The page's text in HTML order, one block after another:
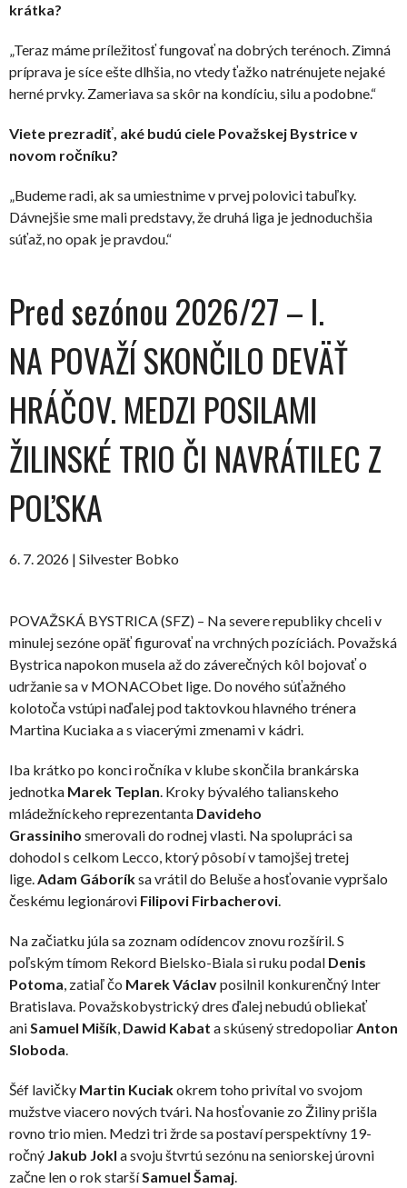
krátka?
„Teraz máme príležitosť fungovať na dobrých terénoch. Zimná
príprava je síce ešte dlhšia, no vtedy ťažko natrénujete nejaké
herné prvky. Zameriava sa skôr na kondíciu, silu a podobne.“
Viete prezradiť, aké budú ciele Považskej Bystrice v
novom ročníku?
„Budeme radi, ak sa umiestnime v prvej polovici tabuľky.
Dávnejšie sme mali predstavy, že druhá liga je jednoduchšia
súťaž, no opak je pravdou.“
Pred sezónou 2026/27 – I.
NA POVAŽÍ SKONČILO DEVÄŤ
HRÁČOV. MEDZI POSILAMI
ŽILINSKÉ TRIO ČI NAVRÁTILEC Z
POĽSKA
6. 7. 2026 | Silvester Bobko
POVAŽSKÁ BYSTRICA (SFZ) – Na severe republiky chceli v
minulej sezóne opäť figurovať na vrchných pozíciách. Považská
Bystrica napokon musela až do záverečných kôl bojovať o
udržanie sa v MONACObet lige. Do nového súťažného
kolotoča vstúpi naďalej pod taktovkou hlavného trénera
Martina Kuciaka a s viacerými zmenami v kádri.
Iba krátko po konci ročníka v klube skončila brankárska
jednotka Marek Teplan. Kroky bývalého talianskeho
mládežníckeho reprezentanta Davideho
Grassiniho smerovali do rodnej vlasti. Na spolupráci sa
dohodol s celkom Lecco, ktorý pôsobí v tamojšej tretej
lige.Adam Gáboríksa vrátil do Beluše a hosťovanie vypršalo
českému legionárovi Filipovi Firbacherovi.
Na začiatku júla sa zoznam odídencov znovu rozšíril. S
poľským tímom Rekord Bielsko-Biala si ruku podal Denis
Potoma, zatiaľ čo Marek Václavposilnil konkurenčný Inter
Bratislava. Považskobystrický dres ďalej nebudú obliekať
aniSamuel Mišík, Dawid Kabat a skúsený stredopoliarAnton
Sloboda.
Šéf lavičky Martin Kuciakokrem toho privítal vo svojom
mužstve viacero nových tvári. Na hosťovanie zo Žiliny prišla
rovno trio mien. Medzi tri žrde sa postaví perspektívny 19-
ročný Jakub Jokl a svoju štvrtú sezónu na seniorskej úrovni
začne len o rok staršíSamuel Šamaj.